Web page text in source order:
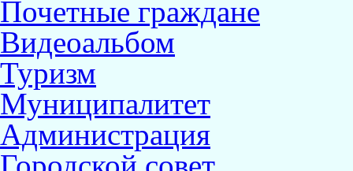
Почетные граждане
Видеоальбом
Туризм
Муниципалитет
Администрация